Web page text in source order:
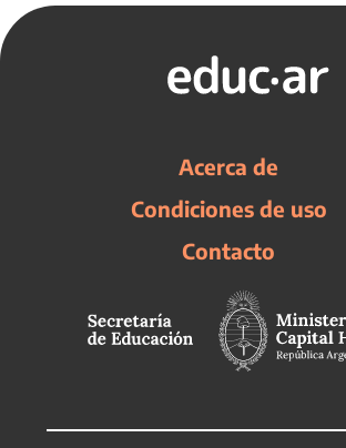
Acerca de
Condiciones de uso
Contacto